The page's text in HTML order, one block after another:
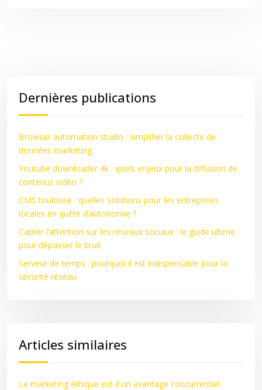
Dernières publications
Browser automation studio : simplifier la collecte de
données marketing
Youtube downloader 4k : quels enjeux pour la diffusion de
contenus vidéo ?
CMS toulouse : quelles solutions pour les entreprises
locales en quête d’autonomie ?
Capter l’attention sur les réseaux sociaux : le guide ultime
pour dépasser le bruit
Serveur de temps : pourquoi il est indispensable pour la
sécurité réseau
Articles similaires
Le marketing éthique est-il un avantage concurrentiel